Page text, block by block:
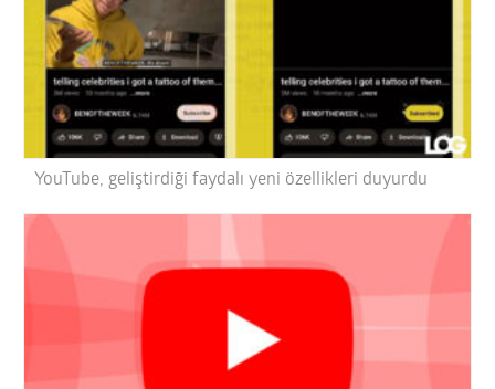
YouTube, geliştirdiği faydalı yeni özellikleri duyurdu